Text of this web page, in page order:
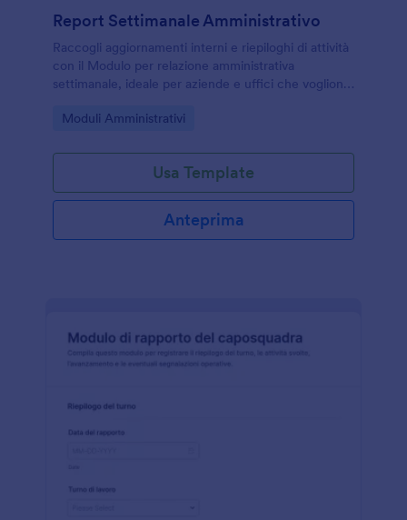
Report Settimanale Amministrativo
Raccogli aggiornamenti interni e riepiloghi di attività
con il Modulo per relazione amministrativa
settimanale, ideale per aziende e uffici che vogliono
Jotform.
Go to Category:
Moduli Amministrativi
Usa Template
Anteprima